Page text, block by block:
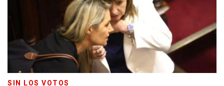
SIN LOS VOTOS